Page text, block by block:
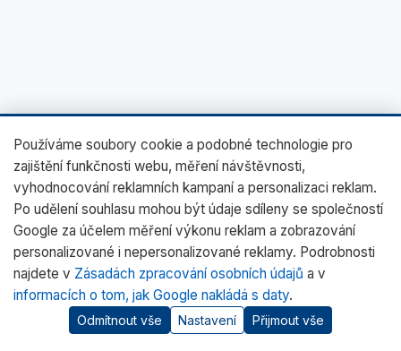
Používáme soubory cookie a podobné technologie pro
zajištění funkčnosti webu, měření návštěvnosti,
vyhodnocování reklamních kampaní a personalizaci reklam.
Po udělení souhlasu mohou být údaje sdíleny se společností
Google za účelem měření výkonu reklam a zobrazování
personalizované i nepersonalizované reklamy. Podrobnosti
najdete v Zásadách zpracování osobních údajů a v
informacích o tom, jak Google nakládá s daty.
Odmítnout vše Nastavení Přijmout vše